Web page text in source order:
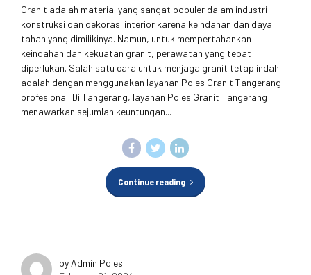
Granit adalah material yang sangat populer dalam industri
konstruksi dan dekorasi interior karena keindahan dan daya
tahan yang dimilikinya. Namun, untuk mempertahankan
keindahan dan kekuatan granit, perawatan yang tepat
diperlukan. Salah satu cara untuk menjaga granit tetap indah
adalah dengan menggunakan layanan Poles Granit Tangerang
profesional. Di Tangerang, layanan Poles Granit Tangerang
menawarkan sejumlah keuntungan...
Continue reading
by Admin Poles